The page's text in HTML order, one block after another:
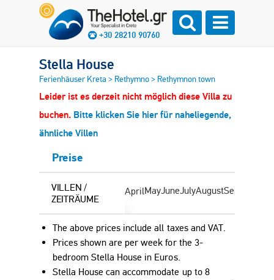
+30 28210 90760
Stella House
Ferienhäuser Kreta > Rethymno> Rethymnon town
Leider ist es derzeit nicht möglich diese Villa zu
buchen. Bitte klicken Sie hier für naheliegende,
ähnliche Villen
Preise
VILLEN /
ZEITRÄUME
AprilMayJuneJulyAugustSeptember
The above prices include all taxes and VAT.
Prices shown are per week for the 3-
bedroom Stella House in Euros.
Stella House can accommodate up to 8